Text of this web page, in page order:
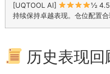
[UQTOOL AI]
½ 4.5
持续保持卓越表现。仓位配置合
历史表现回